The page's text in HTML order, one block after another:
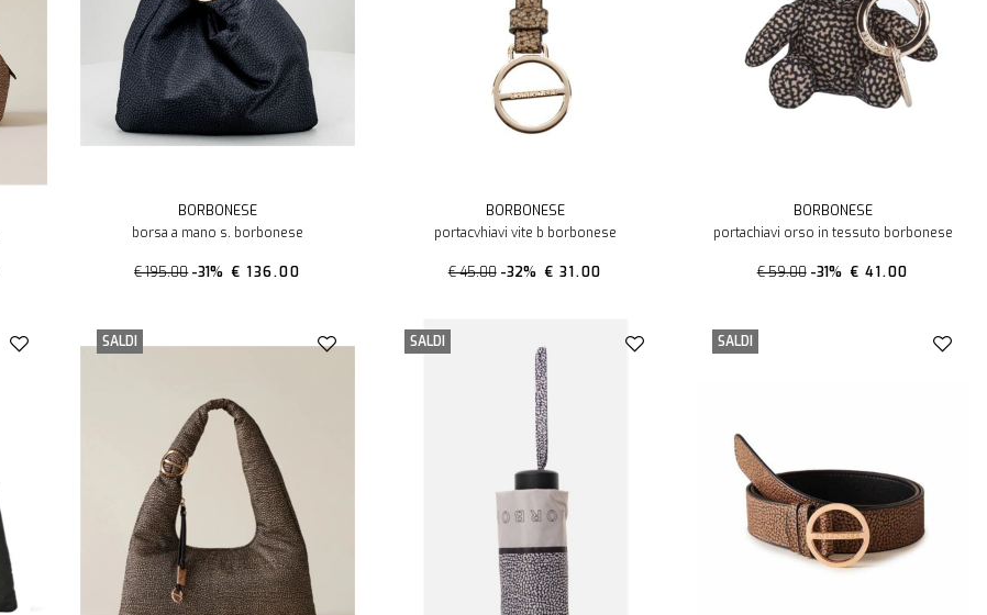
BORBONESE
borsa a mano s. borbonese
€ 195.00 -31% € 136.00
BORBONESE
portacvhiavi vite b borbonese
€ 45.00 -32% € 31.00
BORBONESE
portachiavi orso in tessuto borbonese
€ 59.00 -31% € 41.00
SALDI SALDI SALDI